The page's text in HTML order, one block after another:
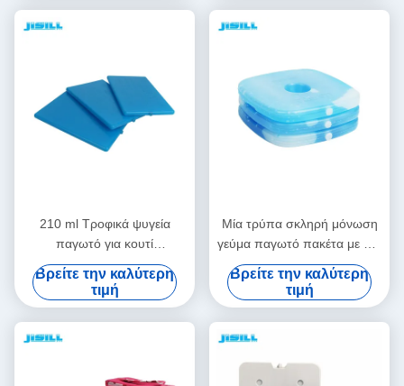
210 ml Τροφικά ψυγεία
παγωτό για κουτί
μεσημεριανού γεύματος και
ψυγεία
Βρείτε την καλύτερη
τιμή
Μία τρύπα σκληρή μόνωση
γεύμα παγωτό πακέτα με μίνι
PCM Gel ψύξη στοιχεία για
τα τρόφιμα κατεψυγμένα
Βρείτε την καλύτερη
τιμή